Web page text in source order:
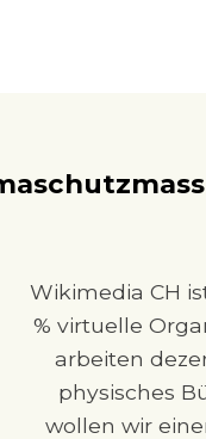
Wikimedia CH
% virtuelle
arbeiten
physisches
wollen wir